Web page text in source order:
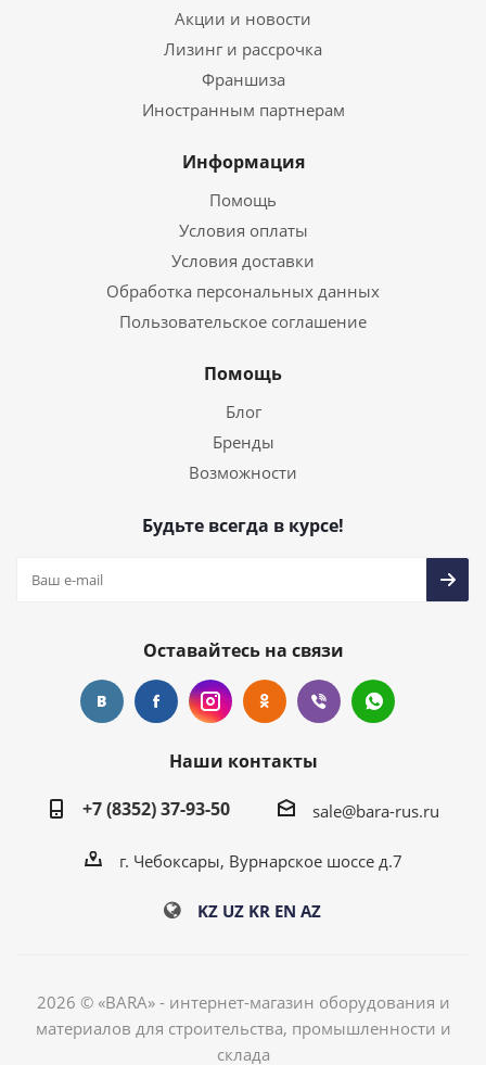
Акции и новости
Лизинг и рассрочка
Франшиза
Иностранным партнерам
Информация
Помощь
Условия оплаты
Условия доставки
Обработка персональных данных
Пользовательское соглашение
Помощь
Блог
Бренды
Возможности
Будьте всегда в курсе!
Оставайтесь на связи
Наши контакты
+7 (8352) 37-93-50
sale@bara-rus.ru
г. Чебоксары, Вурнарское шоссе д.7
KZ UZ KR EN AZ
2026 © «BARA» - интернет-магазин оборудования и
материалов для строительства, промышленности и
склада